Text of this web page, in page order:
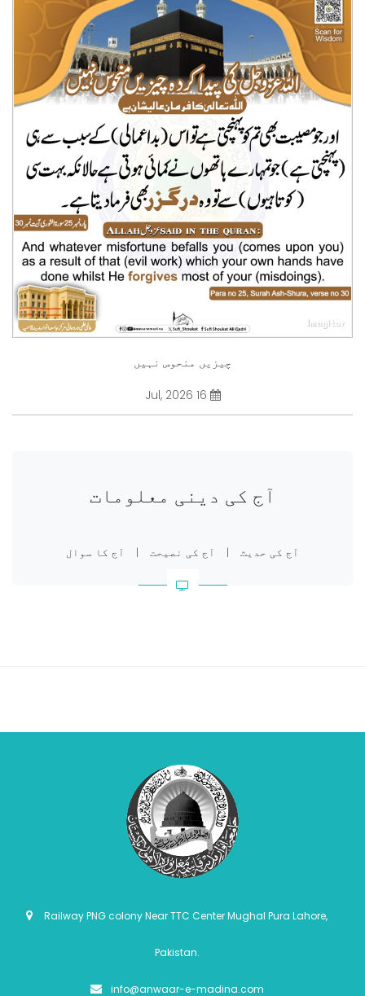
چیزیں منحوس نہیں
آج کی دینی معلومات
آج کی حدیث | آج کی نصیحت | آج کا سوال
Railway PNG colony Near TTC Center Mughal Pura Lahore,
Pakistan.
info@anwaar-e-madina.com